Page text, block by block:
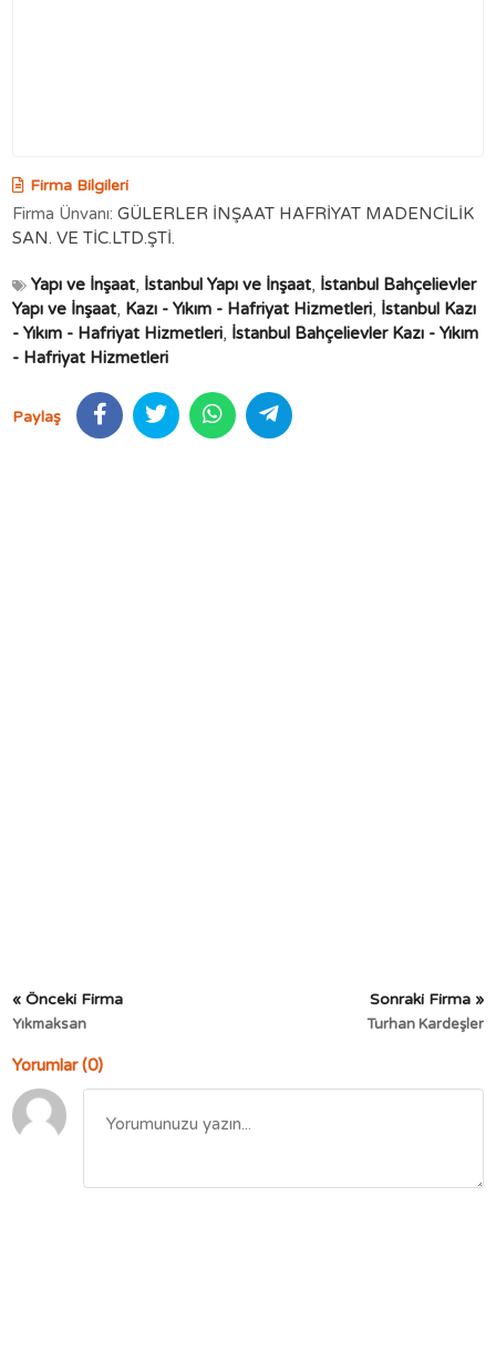
Firma Bilgileri
Firma Ünvanı: GÜLERLER İNŞAAT HAFRİYAT MADENCİLİK
SAN. VE TİC.LTD.ŞTİ.
Yapı ve İnşaat, İstanbul Yapı ve İnşaat, İstanbul Bahçelievler
Yapı ve İnşaat, Kazı - Yıkım - Hafriyat Hizmetleri, İstanbul Kazı
- Yıkım - Hafriyat Hizmetleri, İstanbul Bahçelievler Kazı - Yıkım
- Hafriyat Hizmetleri
Paylaş
« Önceki Firma
Yıkmaksan
Sonraki Firma »
Turhan Kardeşler
Yorumlar (0)